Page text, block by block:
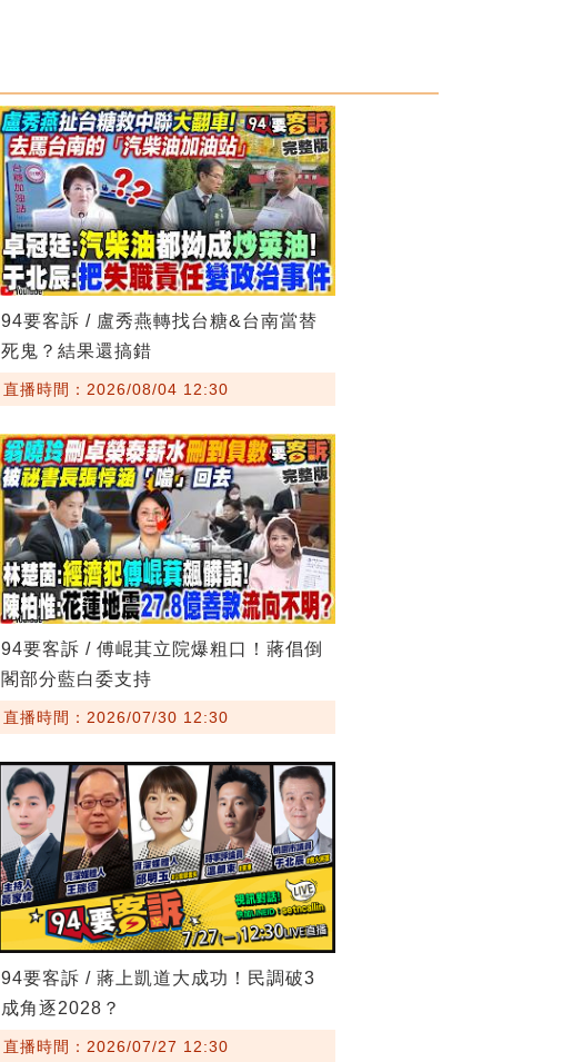
94要客訴 / 盧秀燕轉找台糖&台南當替
死鬼？結果還搞錯
直播時間：2026/08/04 12:30
94要客訴 / 傅崐萁立院爆粗口！蔣倡倒
閣部分藍白委支持
直播時間：2026/07/30 12:30
94要客訴 / 蔣上凱道大成功！民調破3
成角逐2028？
直播時間：2026/07/27 12:30